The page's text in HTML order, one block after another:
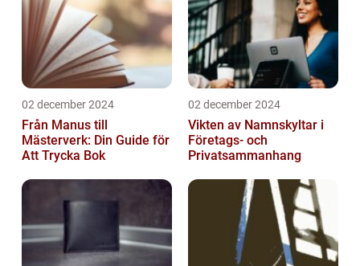
02 december 2024
Från Manus till
Mästerverk: Din Guide för
Att Trycka Bok
02 december 2024
Vikten av Namnskyltar i
Företags- och
Privatsammanhang